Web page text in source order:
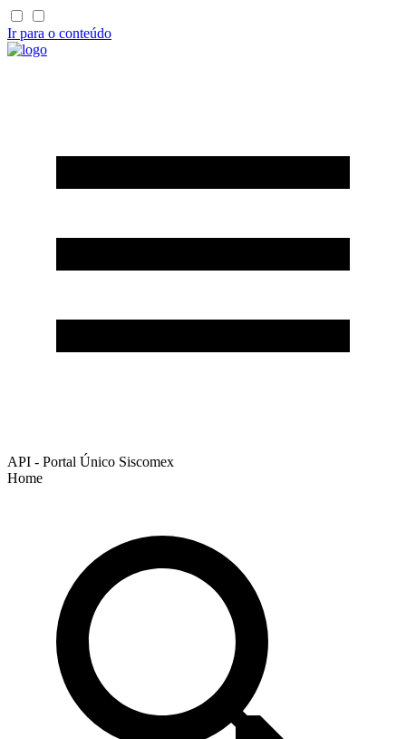
Ir para o conteúdo
API - Portal Único Siscomex
Home